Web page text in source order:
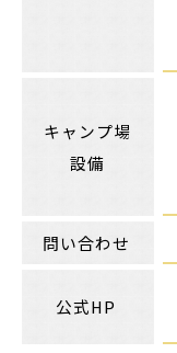
キャンプ場
設備
問い合わせ
公式HP